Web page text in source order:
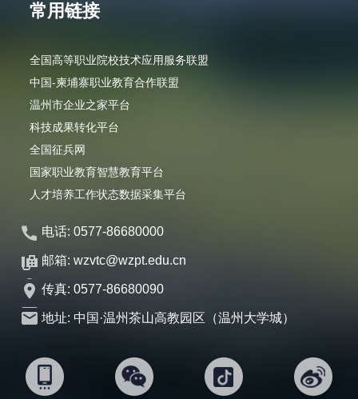
常用链接
全国高等职业院校技术应用服务联盟
中国-柬埔寨职业教育合作联盟
温州市企业之家平台
科技成果转化平台
全国征兵网
国家职业教育智慧教育平台
人才培养工作状态数据采集平台
电话: 0577-86680000
邮箱: wzvtc@wzpt.edu.cn
传真: 0577-86680090
地址: 中国·温州茶山高教园区（温州大学城）